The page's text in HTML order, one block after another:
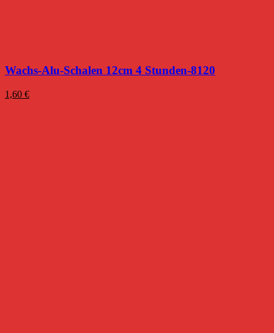
Wachs-Alu-Schalen 12cm 4 Stunden-8120
1,60 €